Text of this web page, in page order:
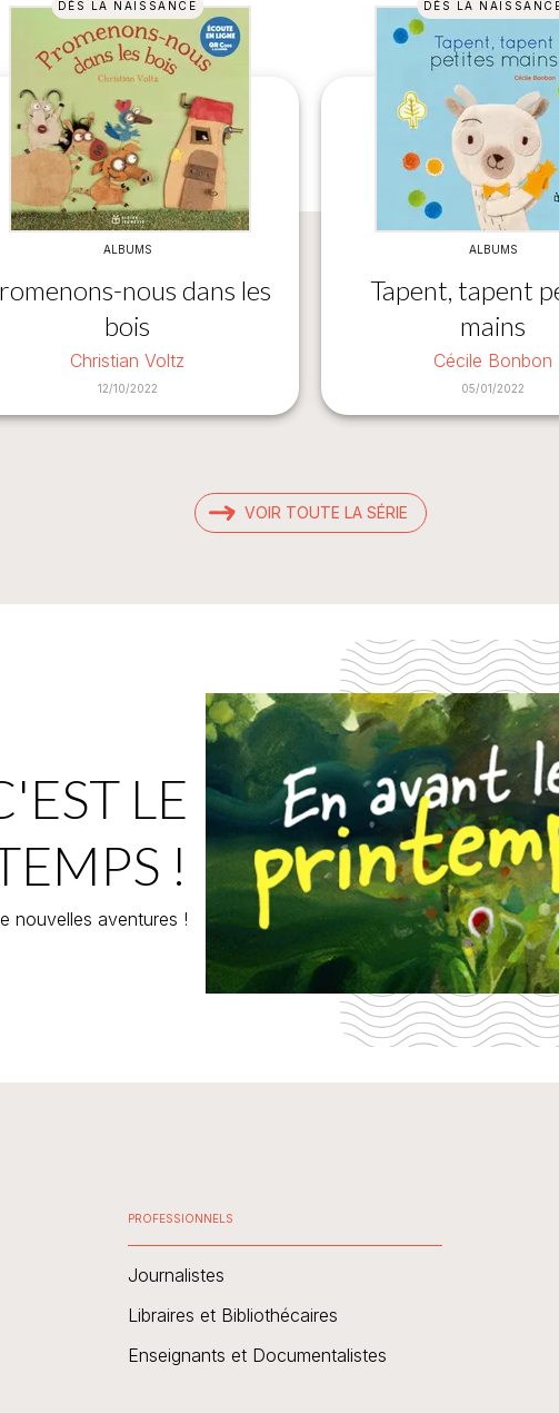
DÈS LA NAISSANCE
ALBUMS
nous dans les
bois
Christian Voltz
12/10/2022
DÈS LA
ALBUMS
Tapent, tapent
mains
Cécile Bonbon
05/01/2022
VOIR TOUTE LA SÉRIE
LE
!
nouvelles aventures !
PROFESSIONNELS
Journalistes
Libraires et Bibliothécaires
Enseignants et Documentalistes